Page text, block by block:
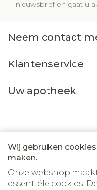
Wij gebruiken
maken.
Onze webshop
essentiële cookies.
nieuwsbrief en gaat u
Neem contact
Klantenservice
Uw apotheek